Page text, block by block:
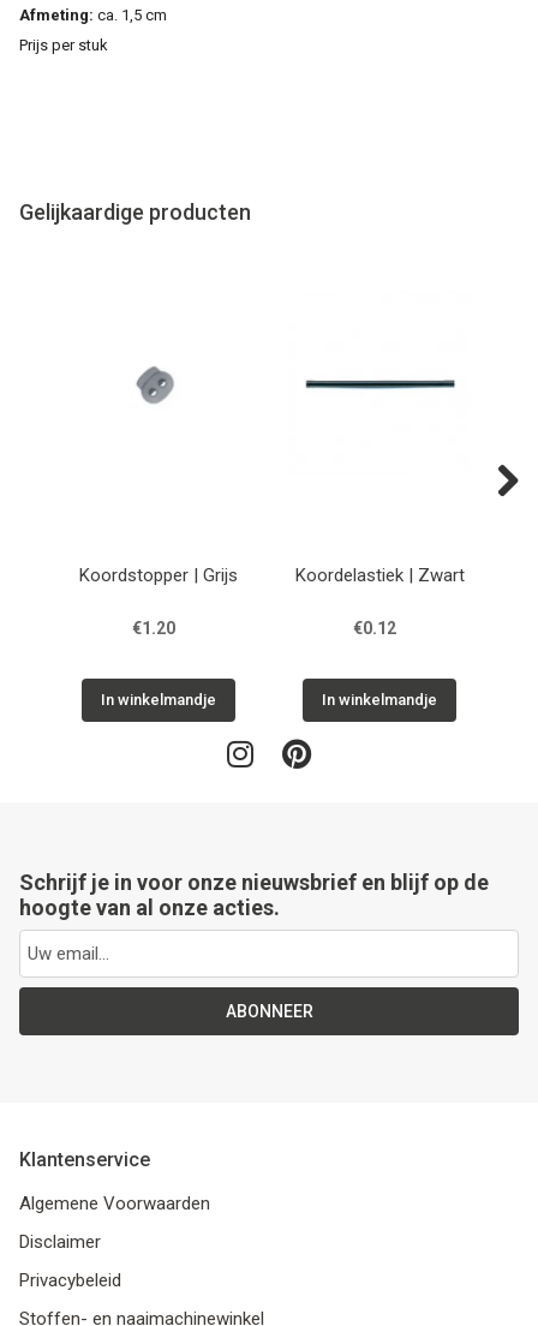
Afmeting: ca. 1,5 cm
Prijs per stuk
Gelijkaardige producten
Koordstopper | Grijs
€1.20
In winkelmandje
Koordelastiek | Zwart
€0.12
In winkelmandje
Schrijf je in voor onze nieuwsbrief en blijf op de
hoogte van al onze acties.
ABONNEER
Klantenservice
Algemene Voorwaarden
Disclaimer
Privacybeleid
Stoffen- en naaimachinewinkel